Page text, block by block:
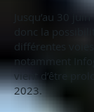
Jusqu’au 30
donc la
différentes
notamment
vient d’être
2023.